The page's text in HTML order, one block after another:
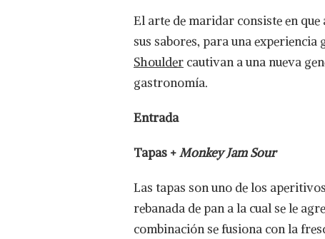
El arte de maridar consiste en
sus sabores, para una
Shoulder cautivan a una nueva
gastronomía.
Entrada
Tapas +Monkey Jam Sour
Las tapas son uno de los
rebanada de pan a la cual se le
combinación se fusiona con la